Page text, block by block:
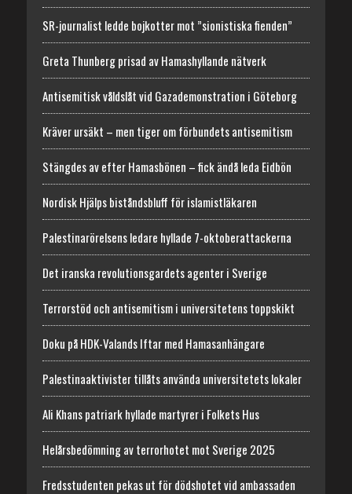
SR-journalist ledde bojkotter mot ”sionistiska fienden”
Greta Thunberg prisad av Hamashyllande nätverk
Antisemitisk våldslåt vid Gazademonstration i Göteborg
Kräver ursäkt – men tiger om förbundets antisemitism
Stängdes av efter Hamasbönen – fick ändå leda Eidbön
Nordisk Hjälps biståndsbluff för islamistläkaren
Palestinarörelsens ledare hyllade 7-oktoberattackerna
Det iranska revolutionsgardets agenter i Sverige
Terrorstöd och antisemitism i universitetens toppskikt
Doku på HDK-Valands Iftar med Hamasanhängare
Palestinaaktivister tillåts använda universitetets lokaler
Ali Khans patriark hyllade martyrer i Folkets Hus
Helårsbedömning av terrorhotet mot Sverige 2025
Fredsstudenten pekas ut för dödshotet vid ambassaden